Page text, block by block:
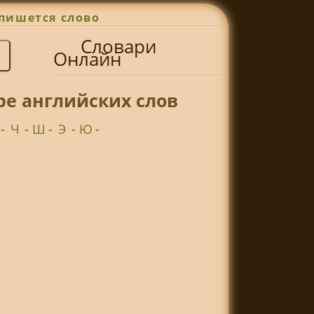
слово
Словари
Онлайн
английских слов
Ч - Ш - Э - Ю-